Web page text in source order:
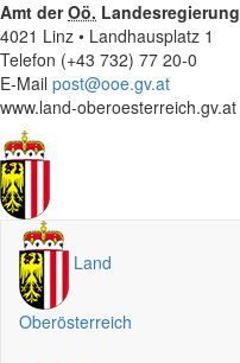
Amt derOö. Landesregierung
4021 Linz • Landhausplatz 1
Telefon (+43 732) 77 20-0
E-Mail post@ooe.gv.at
www.land-oberoesterreich.gv.at
Land
Oberösterreich